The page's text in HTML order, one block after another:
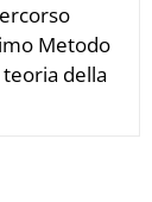
Metodo
della